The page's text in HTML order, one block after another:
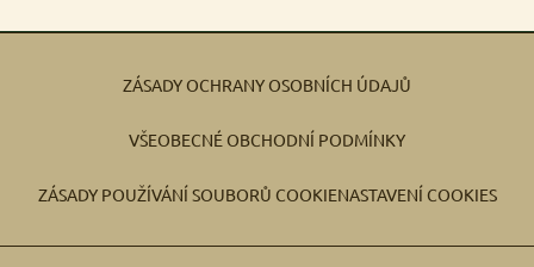
ZÁSADY OCHRANY OSOBNÍCH ÚDAJŮ
VŠEOBECNÉ OBCHODNÍ PODMÍNKY
ZÁSADY POUŽÍVÁNÍ SOUBORŮ COOKIENASTAVENÍ COOKIES